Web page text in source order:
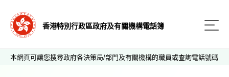
香港特別行政區政府及有關機構電話簿
本網頁可讓您搜尋政府各決策局/部門及有關機構的職員或查詢電話號碼